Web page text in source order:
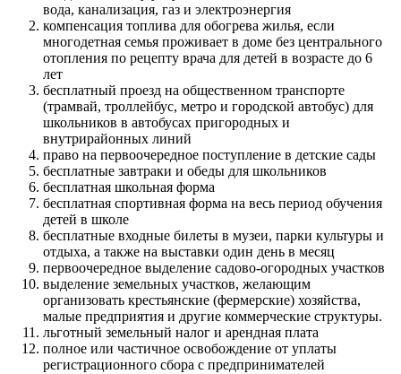
вода, канализация, газ и электроэнергия
компенсация топлива для обогрева жилья, если
многодетная семья проживает в доме без центрального
отопления по рецепту врача для детей в возрасте до 6
лет
бесплатный проезд на общественном транспорте
(трамвай, троллейбус, метро и городской автобус) для
школьников в автобусах пригородных и
внутрирайонных линий
право на первоочередное поступление в детские сады
бесплатные завтраки и обеды для школьников
бесплатная школьная форма
бесплатная спортивная форма на весь период обучения
детей в школе
бесплатные входные билеты в музеи, парки культуры и
отдыха, а также на выставки один день в месяц
первоочередное выделение садово-огородных участков
выделение земельных участков, желающим
организовать крестьянские (фермерские) хозяйства,
малые предприятия и другие коммерческие структуры.
льготный земельный налог и арендная плата
полное или частичное освобождение от уплаты
регистрационного сбора с предпринимателей